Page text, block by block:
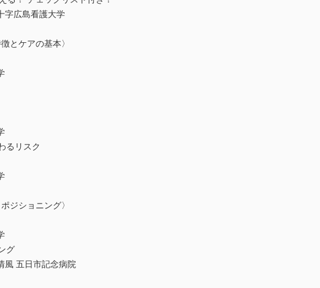
字広島看護大学
とケアの基本〉
るリスク
ジショニング〉
グ
五日市記念病院